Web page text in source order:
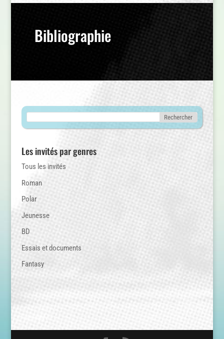
Bibliographie
Les invités par genres
Tous les invités
Roman
Polar
Jeunesse
BD
Essais et documents
Fantasy